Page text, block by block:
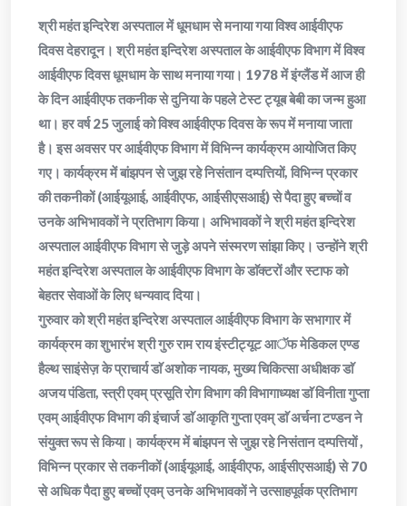
श्री महंत इन्दिरेश अस्पताल में धूमधाम से मनाया गया विश्व आईवीएफ
दिवस देहरादून। श्री महंत इन्दिरेश अस्पताल के आईवीएफ विभाग में विश्व
आईवीएफ दिवस धूमधाम के साथ मनाया गया। 1978 में इंग्लैंड में आज ही
के दिन आईवीएफ तकनीक से दुनिया के पहले टेस्ट ट्यूब बेबी का जन्म हुआ
था। हर वर्ष 25 जुलाई को विश्व आईवीएफ दिवस के रूप में मनाया जाता
है। इस अवसर पर आईवीएफ विभाग में विभिन्न कार्यक्रम आयोजित किए
गए। कार्यक्रम में बांझपन से जुझ रहे निसंतान दम्पत्तियों, विभिन्न प्रकार
की तकनीकों (आईयूआई, आईवीएफ, आईसीएसआई) से पैदा हुए बच्चों व
उनके अभिभावकों ने प्रतिभाग किया। अभिभावकों ने श्री महंत इन्दिरेश
अस्पताल आईवीएफ विभाग से जुड़े अपने संस्मरण सांझा किए। उन्होंने श्री
महंत इन्दिरेश अस्पताल के आईवीएफ विभाग के डाॅक्टरों और स्टाफ को
बेहतर सेवाओं के लिए धन्यवाद दिया।
गुरुवार को श्री महंत इन्दिरेश अस्पताल आईवीएफ विभाग के सभागार में
कार्यक्रम का शुभारंभ श्री गुरु राम राय इंस्टीट्यूट आॅफ मेडिकल एण्ड
हैल्थ साइंसेज़ के प्राचार्य डाॅ अशोक नायक, मुख्य चिकित्सा अधीक्षक डाॅ
अजय पंडिता, स्त्री एवम् प्रसूति रोग विभाग की विभागाध्यक्ष डाॅ विनीता गुप्ता
एवम् आईवीएफ विभाग की इंचार्ज डाॅ आकृति गुप्ता एवम् डाॅ अर्चना टण्डन ने
संयुक्त रूप से किया। कार्यक्रम में बांझपन से जुझ रहे निसंतान दम्पत्तियों ,
विभिन्न प्रकार से तकनीकों (आईयूआई, आईवीएफ, आईसीएसआई) से 70
से अधिक पैदा हुए बच्चों एवम् उनके अभिभावकों ने उत्साहपूर्वक प्रतिभाग